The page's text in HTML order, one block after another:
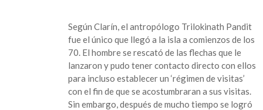
Según Clarín, el antropólogo Trilokinath Pandit
fue el único que llegó a la isla a comienzos de los
70. El hombre se rescató de las flechas que le
lanzaron y pudo tener contacto directo con ellos
para incluso establecer un ‘régimen de visitas’
con el fin de que se acostumbraran a sus visitas.
Sin embargo, después de mucho tiempo se logró